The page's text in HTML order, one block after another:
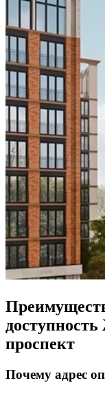
проспект
Почему адрес